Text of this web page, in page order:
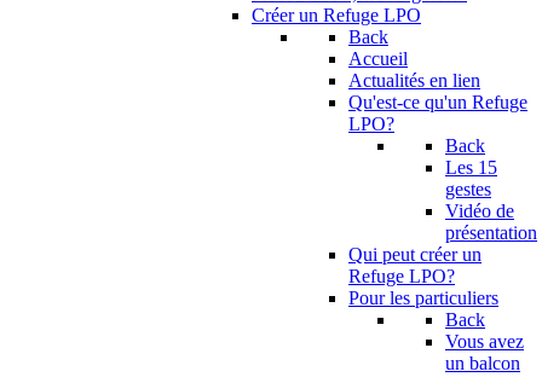
Créer un Refuge LPO
Back
Accueil
Actualités en lien
Qu'est-ce qu'un Refuge
LPO?
Back
Les 15
gestes
Vidéo de
présentation
Qui peut créer un
Refuge LPO?
Pour les particuliers
Back
Vous avez
un balcon